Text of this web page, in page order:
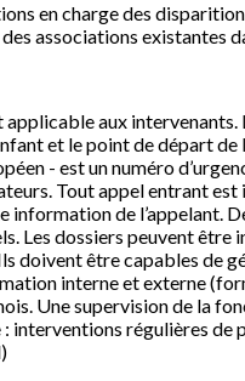
en charge des
associations existantes
aux
et le point de départ
- est un numéro
Tout appel entrant
de l’appelant.
Les dossiers peuvent
doivent être capables de
interne et externe
Une supervision de la
régulières